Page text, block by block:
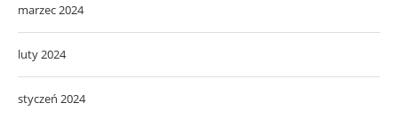
marzec 2024
luty 2024
styczeń 2024